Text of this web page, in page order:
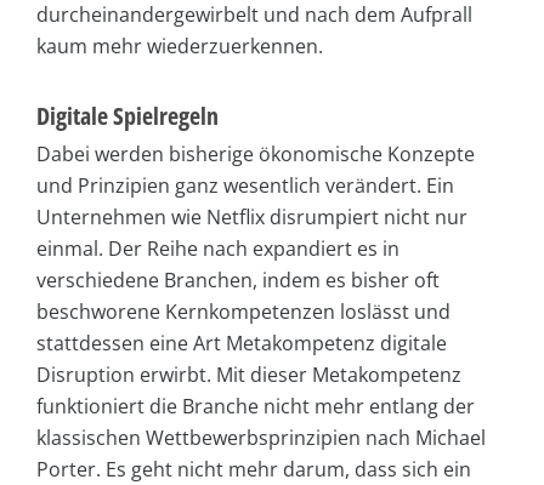
durcheinandergewirbelt und nach dem Aufprall
kaum mehr wiederzuerkennen.
Digitale Spielregeln
Dabei werden bisherige ökonomische Konzepte
und Prinzipien ganz wesentlich verändert. Ein
Unternehmen wie Netflix disrumpiert nicht nur
einmal. Der Reihe nach expandiert es in
verschiedene Branchen, indem es bisher oft
beschworene Kernkompetenzen loslässt und
stattdessen eine Art Metakompetenz digitale
Disruption erwirbt. Mit dieser Metakompetenz
funktioniert die Branche nicht mehr entlang der
klassischen Wettbewerbsprinzipien nach Michael
Porter. Es geht nicht mehr darum, dass sich ein